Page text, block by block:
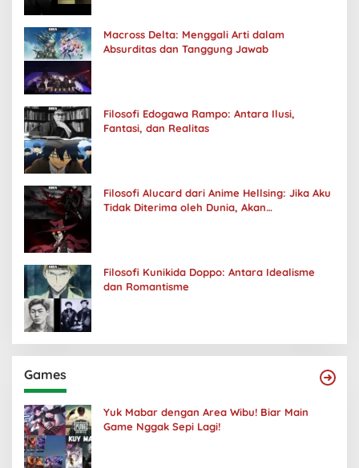
Macross Delta: Menggali Arti dalam
Absurditas dan Tanggung Jawab
Filosofi Edogawa Rampo: Antara Ilusi,
Fantasi, dan Realitas
Filosofi Alucard dari Anime Hellsing: Jika Aku
Tidak Diterima oleh Dunia, Akan
Filosofi Kunikida Doppo: Antara Idealisme
dan Romantisme
Games
Yuk Mabar dengan Area Wibu! Biar Main
Game Nggak Sepi Lagi!